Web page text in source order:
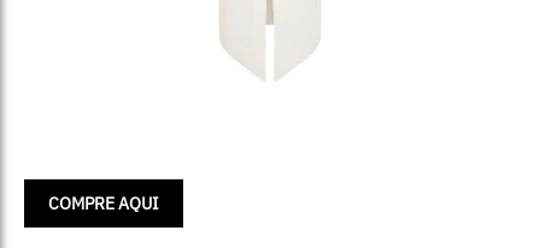
COMPRE AQUI